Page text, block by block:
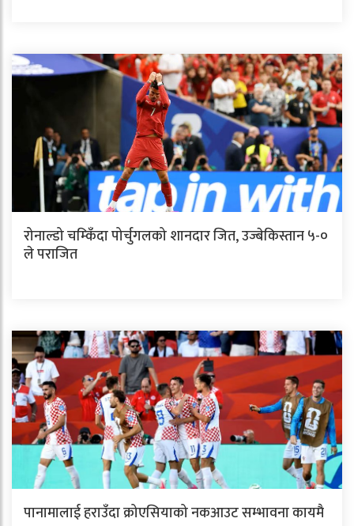
रोनाल्डो चम्किँदा पोर्चुगलको शानदार जित, उज्बेकिस्तान ५-०
ले पराजित
पानामालाई हराउँदा क्रोएसियाको नकआउट सम्भावना कायमै